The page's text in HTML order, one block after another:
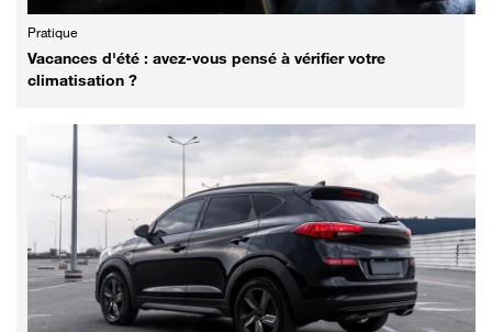
Pratique
Vacances d'été : avez-vous pensé à vérifier votre
climatisation ?